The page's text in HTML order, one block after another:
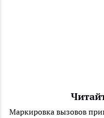
Маркировка вызовов